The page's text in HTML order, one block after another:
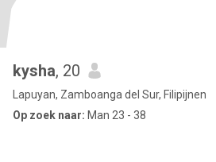
kysha, 20
Lapuyan, Zamboanga del Sur, Filipijnen
Op zoek naar: Man 23 - 38